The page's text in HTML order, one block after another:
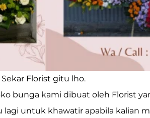
Sekar Florist gitu lho.
bunga kami dibuat oleh Florist
untuk khawatir apabila kalian